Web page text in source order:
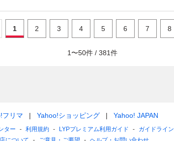
1 2 3 4 5 6 7 8
1〜50件 / 381件
フリマ Yahoo!ショッピング Yahoo! JAPAN
ター 利用規約 LYPプレミアム利用ガイド
ガイドライン